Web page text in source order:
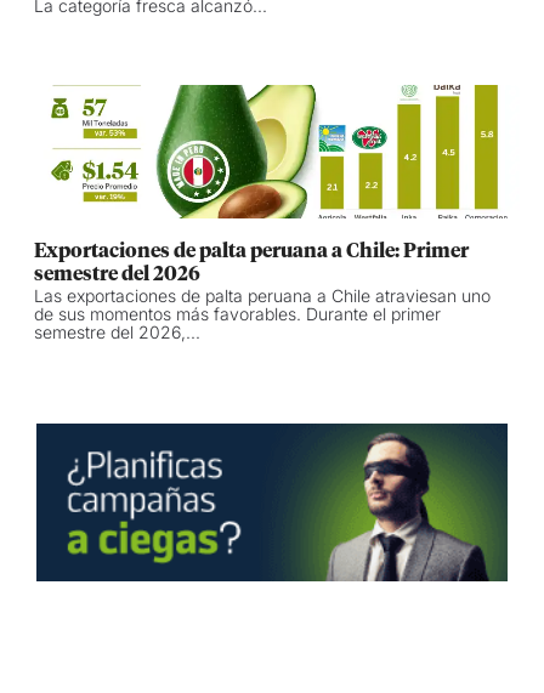
La categoría fresca alcanzó...
Exportaciones de palta peruana a Chile: Primer
semestre del 2026
Las exportaciones de palta peruana a Chile atraviesan uno
de sus momentos más favorables. Durante el primer
semestre del 2026,...